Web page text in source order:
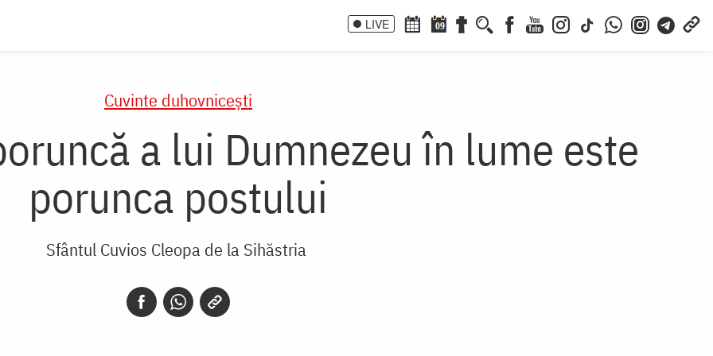
LIVE 09
Cuvinte duhovnicești
a lui Dumnezeu în lume este
porunca postului
Sfântul Cuvios Cleopa de la Sihăstria